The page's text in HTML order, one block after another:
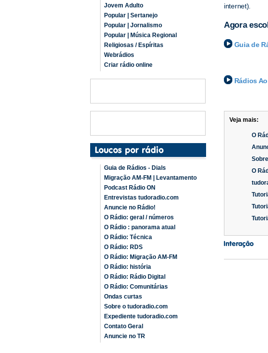
Jovem Adulto
Popular | Sertanejo
Popular | Jornalismo
Popular | Música Regional
Religiosas / Espíritas
Webrádios
Criar rádio online
Guia de Rádios - Dials
Migração AM-FM | Levantamento
Podcast Rádio ON
Entrevistas tudoradio.com
Anuncie no Rádio!
O Rádio: geral / números
O Rádio : panorama atual
O Rádio: Técnica
O Rádio: RDS
O Rádio: Migração AM-FM
O Rádio: história
O Rádio: Rádio Digital
O Rádio: Comunitárias
Ondas curtas
Sobre o tudoradio.com
Expediente tudoradio.com
Contato Geral
Anuncie no TR
internet).
Agora
Guia de
Rádios
Veja mais:
O
O